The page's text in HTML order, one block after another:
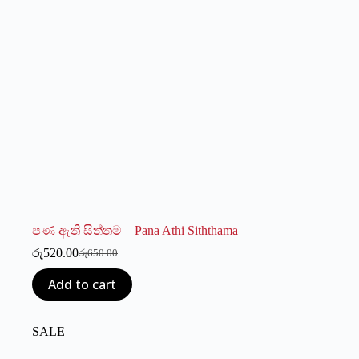
පණ ඇති සිත්තම – Pana Athi Siththama
රු650.00
Original
was:
රු650.00.
රු520.00Current
is:
රු520.00.
Add to cart
SALE